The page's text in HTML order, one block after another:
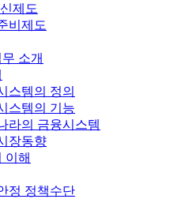
제도
비제도
소개
스템의 정의
스템의 기능
라의 금융시스템
장동향
이해
정 정책수단